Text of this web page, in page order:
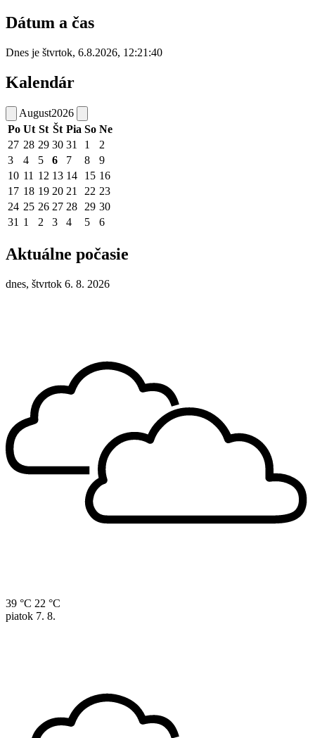
Dátum a čas
Dnes je štvrtok, 6.8.2026, 12:21:40
Kalendár
August2026
Po Ut St Št Pia So Ne
27 28 29 30 31 1
2
3
4 5 6 7 8
9
10 11 12 13 14 15 16
17 18 19 20 21 22 23
24 25 26 27 28 29 30
31 1 2 3 4 5 6
Aktuálne počasie
dnes, štvrtok 6. 8. 2026
39 °C 22 °C
piatok 7. 8.